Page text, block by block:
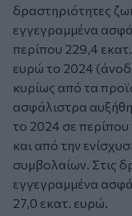
δραστηριότητες
εγγεγραμμένα
περίπου 229,4
ευρώ το 2024
κυρίως από τα
ασφάλιστρα
το 2024 σε
και από την
συμβολαίων. Στις
εγγεγραμμένα
27,0 εκατ. ευρώ.